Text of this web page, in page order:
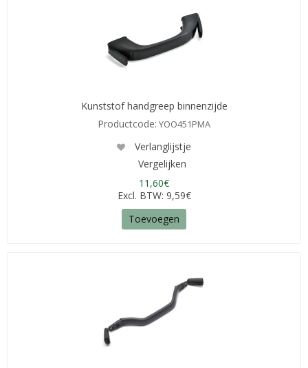
Kunststof handgreep binnenzijde
Productcode: YOO451PMA
Verlanglijstje
Vergelijken
11,60€
Excl. BTW: 9,59€
Toevoegen